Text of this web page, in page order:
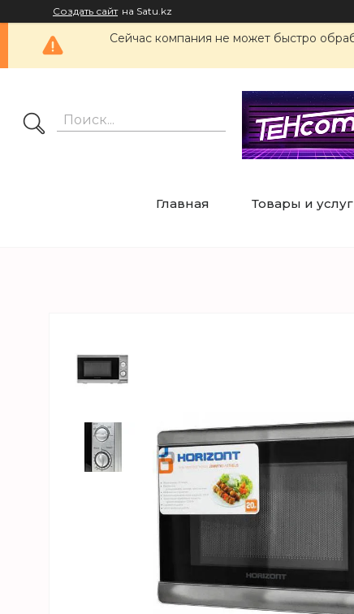
Создать сайт на Satu.kz
Сейчас компания не может быстро
Главная Товары и